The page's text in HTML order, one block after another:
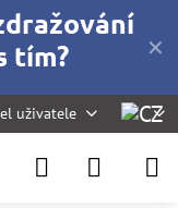
✕
tím?
uživatele